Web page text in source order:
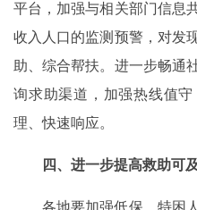
平台，加强与相关部门信息
收入人口的监测预警，对发
助、综合帮扶。进一步畅通
询求助渠道，加强热线值
理、快速响应。
四、进一步提高救助可
各地要加强低保、特困